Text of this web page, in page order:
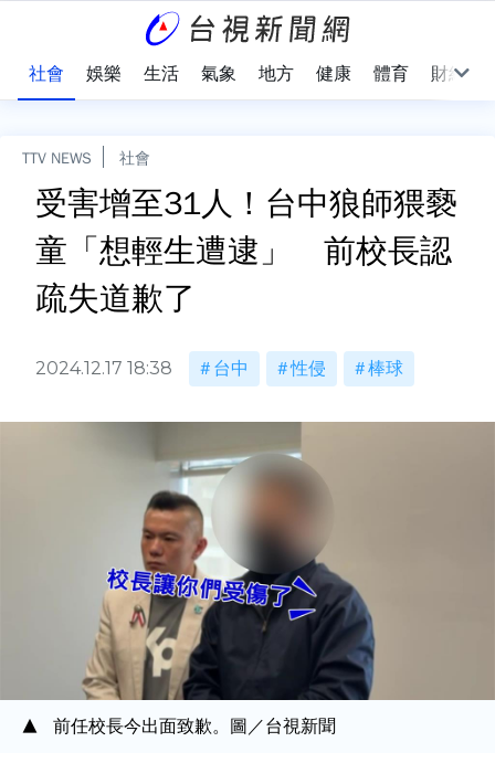
社會 娛樂 生活 氣象 地方 健康 體育 財經
TTV NEWS 社會
受害增至31人！台中狼師猥褻
童「想輕生遭逮」 前校長認
疏失道歉了
2024.12.17 18:38 台中 性侵 棒球
前任校長今出面致歉。圖／台視新聞